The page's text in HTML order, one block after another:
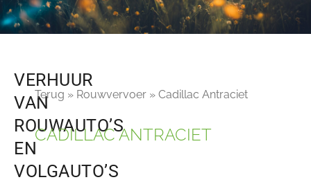
VERHUUR
VAN
ROUWAUTO’S
EN
VOLGAUTO’S
Terug » Rouwvervoer » Cadillac Antraciet
CADILLAC ANTRACIET